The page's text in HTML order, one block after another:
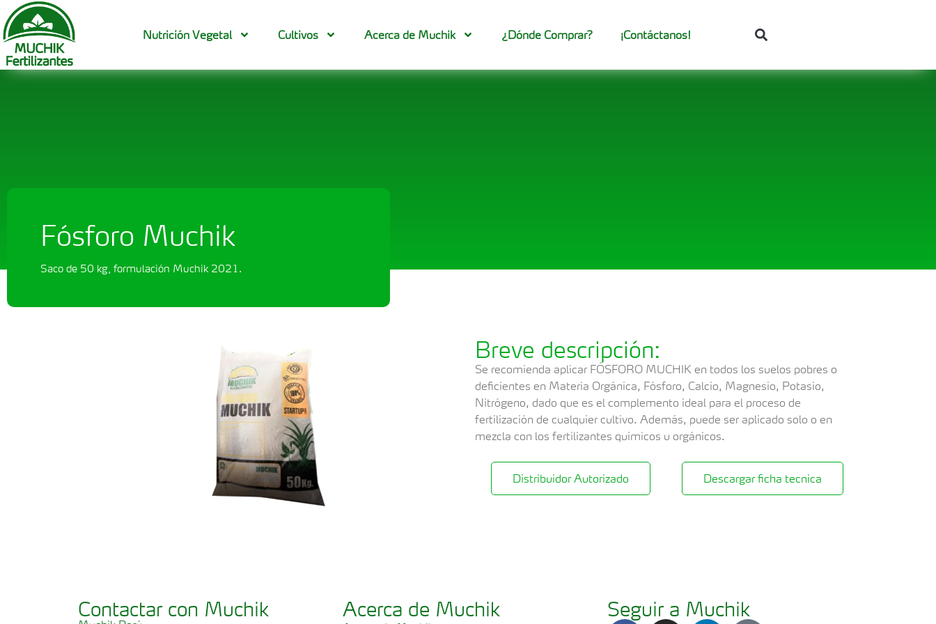
Nutrición Vegetal Cultivos Acerca de Muchik ¿Dónde Comprar? ¡Contáctanos!
Fósforo Muchik
Saco de 50 kg, formulación Muchik 2021.
Breve descripción:
Se recomienda aplicar FÓSFORO MUCHIK en todos los suelos pobres o
deficientes en Materia Orgánica, Fósforo, Calcio, Magnesio, Potasio,
Nitrógeno, dado que es el complemento ideal para el proceso de
fertilización de cualquier cultivo. Además, puede ser aplicado solo o en
mezcla con los fertilizantes químicos u orgánicos.
Distribuidor Autorizado Descargar ficha tecnica
Contactar con Muchik Acerca de Muchik Seguir a Muchik